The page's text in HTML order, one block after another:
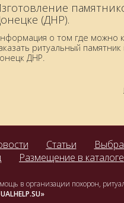
(ДНР).
о том где можно
ритуальный
ДНР.
Статьи
Размещение в каталоге
в организации похорон,